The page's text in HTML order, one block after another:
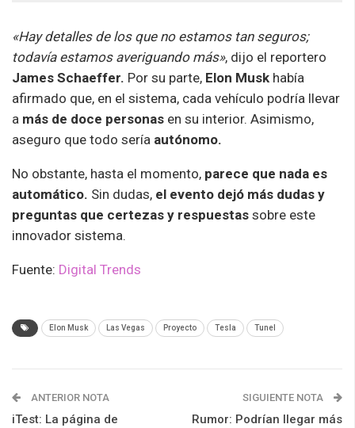
«Hay detalles de los que no estamos tan seguros;
todavía estamos averiguando más», dijo el reportero
James Schaeffer. Por su parte, Elon Musk había
afirmado que, en el sistema, cada vehículo podría llevar
a más de doce personas en su interior. Asimismo,
aseguro que todo sería autónomo.
No obstante, hasta el momento, parece que nada es
automático. Sin dudas, el evento dejó más dudas y
preguntas que certezas y respuestas sobre este
innovador sistema.
Fuente: Digital Trends
Elon Musk Las Vegas Proyecto Tesla Tunel
ANTERIOR NOTA
iTest: La página de
SIGUIENTE NOTA
Rumor: Podrían llegar más